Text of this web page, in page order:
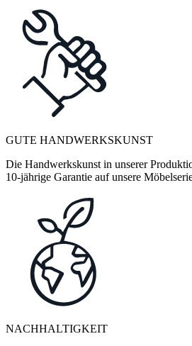
GUTE HANDWERKSKUNST
Die Handwerkskunst in unserer
10-jährige Garantie auf unsere
NACHHALTIGKEIT